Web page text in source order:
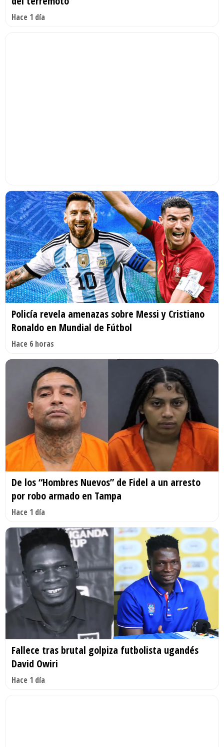
Hace 1 día
Policía revela amenazas sobre Messi y Cristiano
Ronaldo en Mundial de Fútbol
Hace 6 horas
De los “Hombres Nuevos” de Fidel a un arresto
por robo armado en Tampa
Hace 1 día
Fallece tras brutal golpiza futbolista ugandés
David Owiri
Hace 1 día